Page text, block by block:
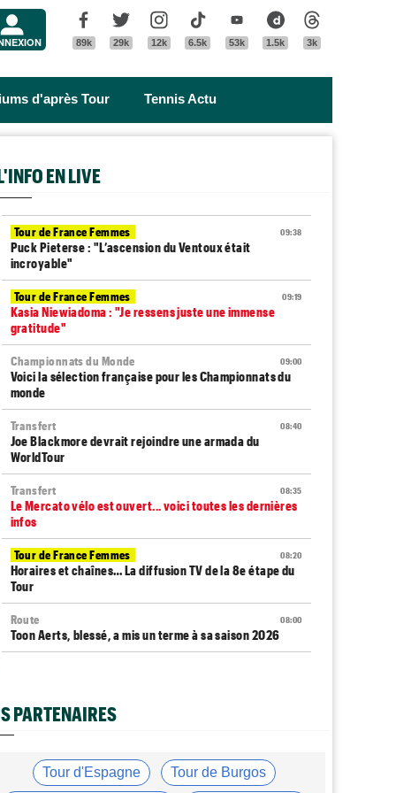
Facebook
89k
Twitter
29k
Instagram
12k
Tik Tok
6.5k
Youtube
53k
Dailymotion
1.5k 3k
d'après Tour Tennis Actu
EN LIVE
09:38
Tour de France Femmes
Puck Pieterse : "L’ascension du Ventoux était
incroyable"
09:19
Tour de France Femmes
Kasia Niewiadoma : "Je ressens juste une immense
gratitude"
09:00
Championnats du Monde
Voici la sélection française pour les Championnats du
monde
08:40
Transfert
Joe Blackmore devrait rejoindre une armada du
WorldTour
08:35
Transfert
Le Mercato vélo est ouvert... voici toutes les dernières
infos
08:20
Tour de France Femmes
Horaires et chaînes… La diffusion TV de la 8e étape du
Tour
08:00
Route
Toon Aerts, blessé, a mis un terme à sa saison 2026
Transfert
Média
PARTENAIRES
Tour d'Espagne Tour de Burgos